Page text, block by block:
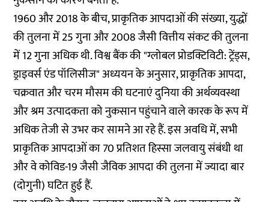
1960 और 2018 के बीच, प्राकृतिक आपदाओं की संख्या, युद्धों
की तुलना में 25 गुना और 2008 जैसी वित्तीय संकट की तुलना
में 12 गुना अधिक थी. विश्व बैंक की "ग्लोबल प्रोडक्टिविटी: ट्रेंड्स,
ड्राइवर्स एंड पॉलिसीज" अध्ययन के अनुसार, प्राकृतिक आपदा,
चक्रवात और चरम मौसम की घटनाएं दुनिया की अर्थव्यवस्था
और श्रम उत्पादकता को नुकसान पहुंचाने वाले कारक के रूप में
अधिक तेजी से उभर कर सामने आ रहे हैं. इस अवधि में, सभी
प्राकृतिक आपदाओं का 70 प्रतिशत हिस्सा जलवायु संबंधी था
और वे कोविड-19 जैसी जैविक आपदा की तुलना में ज्यादा बार
(दोगुनी) घटित हुई हैं.